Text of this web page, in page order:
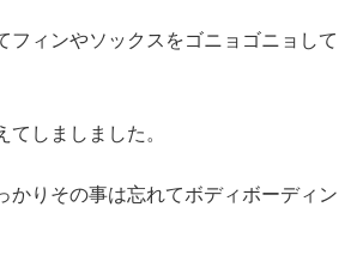
フィンやソックスをゴニョゴニョして
てしましました。
かりその事は忘れてボディボーディン